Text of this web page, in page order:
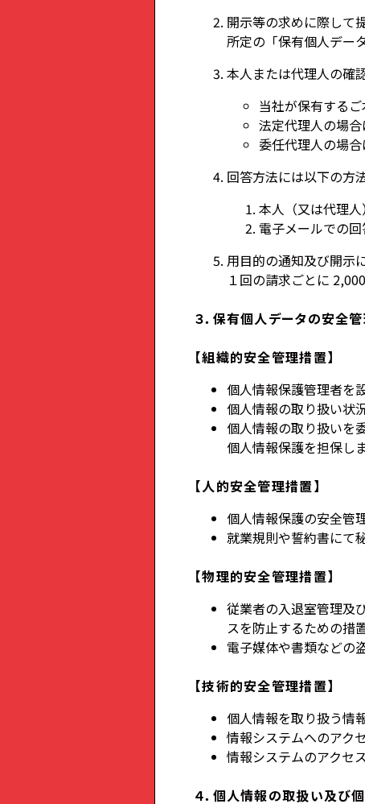
開示等の求めに際して
所定の「保有個人デー
本人または代理人の確
当社が保有する
法定代理人の場合
委任代理人の場合
回答方法には以下の方
本人（又は代理
電子メールでの回
用目的の通知及び開示
１回の請求ごとに
３．保有個人データの安全
【組織的安全管理措置】
個人情報保護管理者を
個人情報の取り扱い状
個人情報の取り扱いを
個人情報保護を担保しま
【人的安全管理措置】
個人情報保護の安全管
就業規則や誓約書にて
【物理的安全管理措置】
従業者の入退室管理及
スを防止するための措
電子媒体や書類などの
【技術的安全管理措置】
個人情報を取り扱う情
情報システムへのアク
情報システムのアクセ
４．個人情報の取扱い及び